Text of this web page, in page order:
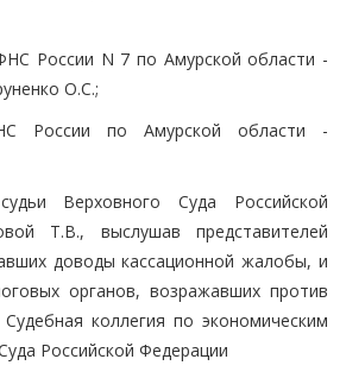
России N 7 по Амурской области -
О.С.;
России по Амурской области -
Верховного Суда Российской
Т.В., выслушав представителей
доводы кассационной жалобы, и
органов, возражавших против
коллегия по экономическим
Российской Федерации